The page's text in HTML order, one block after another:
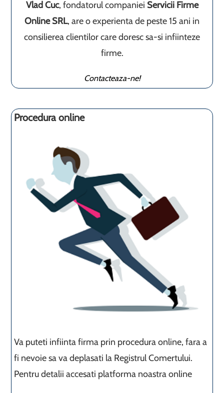
Vlad Cuc, fondatorul companiei Servicii Firme
Online SRL, are o experienta de peste 15 ani in
consilierea clientilor care doresc sa-si infiinteze
firme.
Contacteaza-ne!
Procedura online
Va puteti infiinta firma prin procedura online, fara a
fi nevoie sa va deplasati la Registrul Comertului.
Pentru detalii accesati platforma noastra online